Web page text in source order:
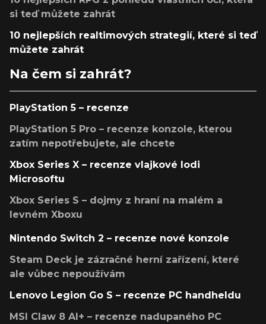
si teď můžete zahrát
10 nejlepších realtimových strategií, které si teď
můžete zahrát
Na čem si zahrát?
PlayStation 5 – recenze
PlayStation 5 Pro – recenze konzole, kterou
zatím nepotřebujete, ale chcete
Xbox Series X – recenze vlajkové lodi
Microsoftu
Xbox Series S – dojmy z hraní na malém a
levném Xboxu
Nintendo Switch 2 – recenze nové konzole
Steam Deck je zázračné herní zařízení, které
ale vůbec nepoužívám
Lenovo Legion Go S – recenze PC handheldu
MSI Claw 8 AI+ – recenze nadupaného PC